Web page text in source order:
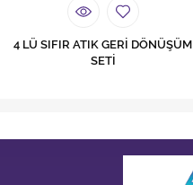
4 LÜ SIFIR ATIK GERİ DÖNÜŞÜM
SETİ